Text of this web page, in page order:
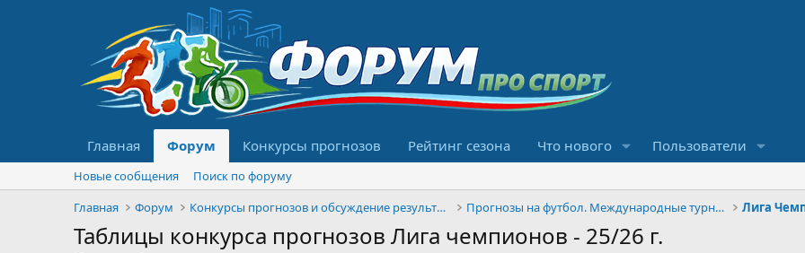
Главная Форум Конкурсы прогнозов Рейтинг сезона Что нового Пользователи
Новые сообщения
Поиск по форуму
Главная
Форум Конкурсы прогнозов и обсуждение результатов Прогнозы на футбол. Международные турниры Лига
Таблицы конкурса прогнозов Лига чемпионов - 25/26 г.